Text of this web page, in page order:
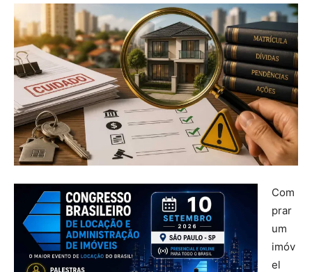
Com
prar
um
imóv
el